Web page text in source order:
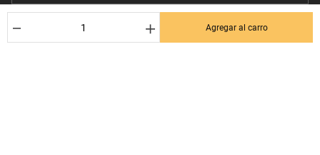
＋
－ Agregar al carro